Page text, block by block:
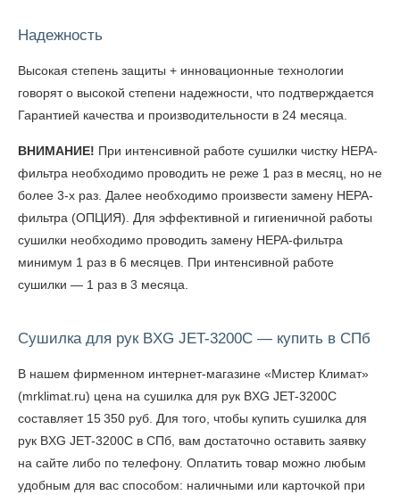
Надежность
Высокая степень защиты + инновационные технологии
говорят о высокой степени надежности, что подтверждается
Гарантией качества и производительности в 24 месяца.
ВНИМАНИЕ! При интенсивной работе сушилки чистку НЕРА-
фильтра необходимо проводить не реже 1 раз в месяц, но не
более 3-х раз. Далее необходимо произвести замену НЕРА-
фильтра (ОПЦИЯ). Для эффективной и гигиеничной работы
сушилки необходимо проводить замену НЕРА-фильтра
минимум 1 раз в 6 месяцев. При интенсивной работе
сушилки — 1 раз в 3 месяца.
Сушилка для рук BXG JET-3200C — купить в СПб
В нашем фирменном интернет-магазине «Мистер Климат»
(mrklimat.ru) цена на сушилка для рук BXG JET-3200C
составляет 15 350 руб. Для того, чтобы купить сушилка для
рук BXG JET-3200C в СПб , вам достаточно оставить заявку
на сайте либо по телефону. Оплатить товар можно любым
удобным для вас способом: наличными или карточкой при